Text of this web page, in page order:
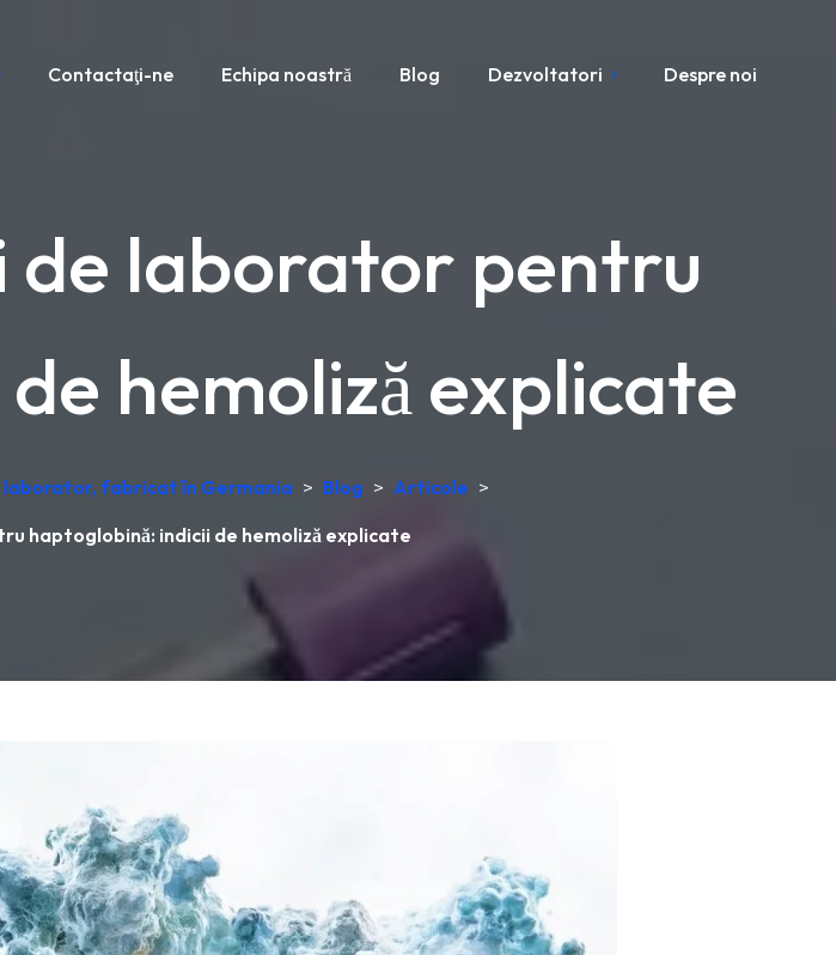
Contactaţi-ne Echipa noastră Blog Dezvoltatori Despre noi
de laborator pentru
hemoliză explicate
fabricat în Germania > Blog > Articole >
haptoglobină: indicii de hemoliză explicate